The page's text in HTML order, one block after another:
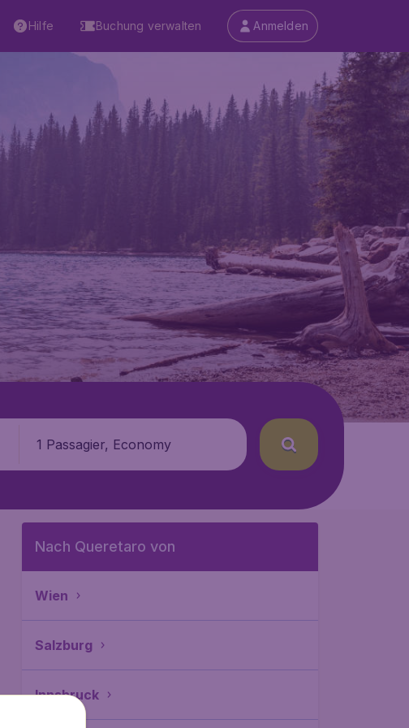
Hilfe Buchung verwalten Anmelden
1 Passagier, Economy
Nach Queretaro von
Wien
Salzburg
Innsbruck